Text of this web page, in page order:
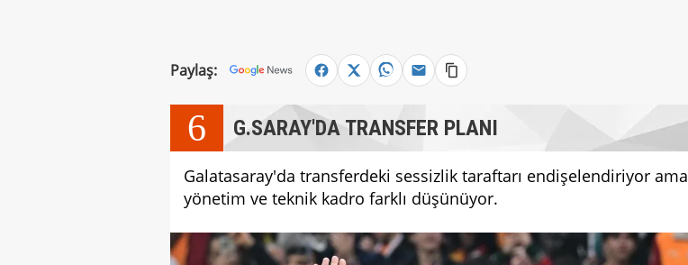
Paylaş:
6 G.SARAY'DA TRANSFER PLANI
Galatasaray'da transferdeki sessizlik taraftarı endişelendiriyor ama
yönetim ve teknik kadro farklı düşünüyor.